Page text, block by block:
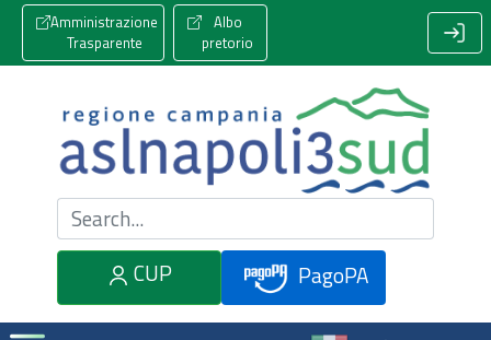
Amministrazione
Trasparente
Albo
pretorio
Cerca nel sito
CUP
PagoPA